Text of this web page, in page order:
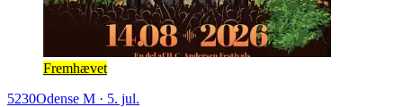
Fremhævet
5230Odense M · 5. jul.